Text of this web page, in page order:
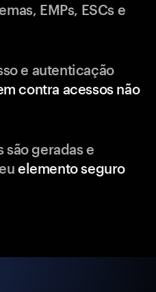
EMPs, ESCs e
e autenticação
contra acessos não
são geradas e
elemento seguro